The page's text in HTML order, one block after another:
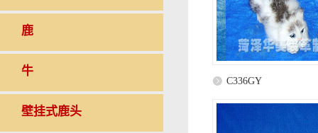
鹿
牛
壁挂式鹿头
C336GY